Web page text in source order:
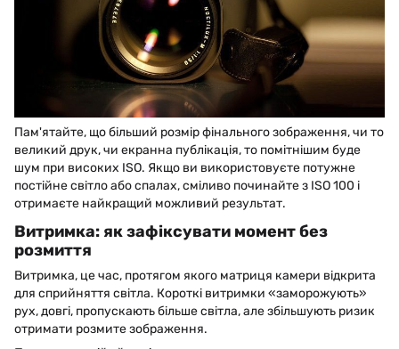
Пам'ятайте, що більший розмір фінального зображення, чи то
великий друк, чи екранна публікація, то помітнішим буде
шум при високих ISO. Якщо ви використовуєте потужне
постійне світло або спалах, сміливо починайте з ISO 100 і
отримаєте найкращий можливий результат.
Витримка: як зафіксувати момент без
розмиття
Витримка, це час, протягом якого матриця камери відкрита
для сприйняття світла. Короткі витримки «заморожують»
рух, довгі, пропускають більше світла, але збільшують ризик
отримати розмите зображення.